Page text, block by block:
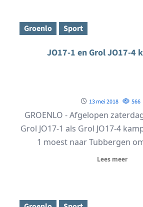
Groenlo Sport
JO17-1 en Grol JO17-4
13 mei 2018 566
GROENLO - Afgelopen
Grol JO17-1 als Grol JO17-4
1 moest naar Tubbergen
Lees meer